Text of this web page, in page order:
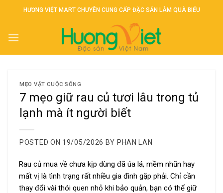
HƯƠNG VIỆT MART CHUYÊN CUNG CẤP ĐẶC SẢN LÀM QUÀ BIẾU
MẸO VẶT CUỘC SỐNG
7 mẹo giữ rau củ tươi lâu trong tủ
lạnh mà ít người biết
POSTED ON 19/05/2026 BY PHAN LAN
Rau củ mua về chưa kịp dùng đã úa lá, mềm nhũn hay
mất vị là tình trạng rất nhiều gia đình gặp phải. Chỉ cần
thay đổi vài thói quen nhỏ khi bảo quản, bạn có thể giữ